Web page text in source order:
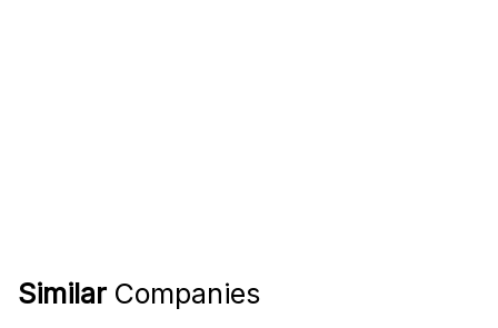
Similar Companies